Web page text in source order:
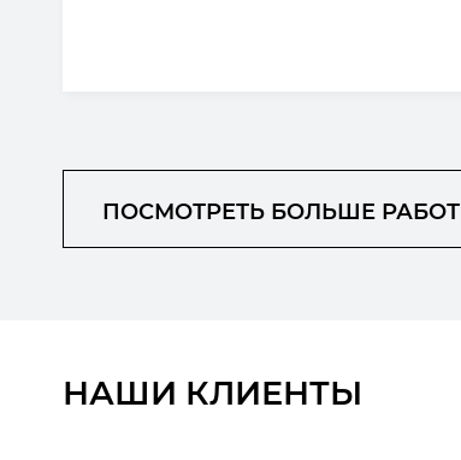
ПОСМОТРЕТЬ БОЛЬШЕ РАБОТ
НАШИ КЛИЕНТЫ